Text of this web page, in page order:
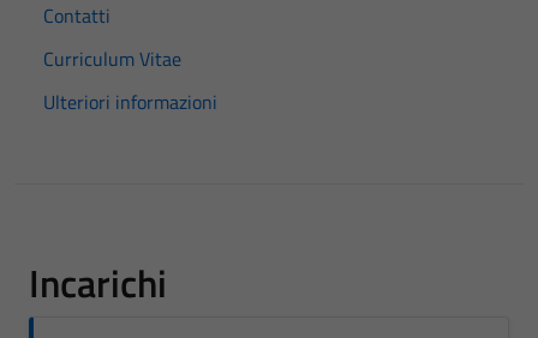
Contatti
Curriculum Vitae
Ulteriori informazioni
Incarichi